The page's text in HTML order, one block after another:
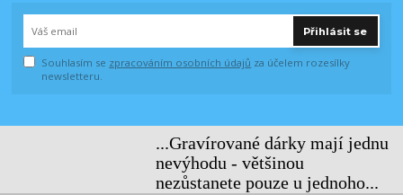
Přihlásit se
Souhlasím se zpracováním osobních údajů za účelem rozesílky
newsletteru.
...Gravírované dárky mají jednu
nevýhodu - většinou
nezůstanete pouze u jednoho...